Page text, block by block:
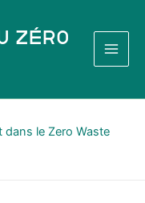
Zéro
dans le Zero Waste